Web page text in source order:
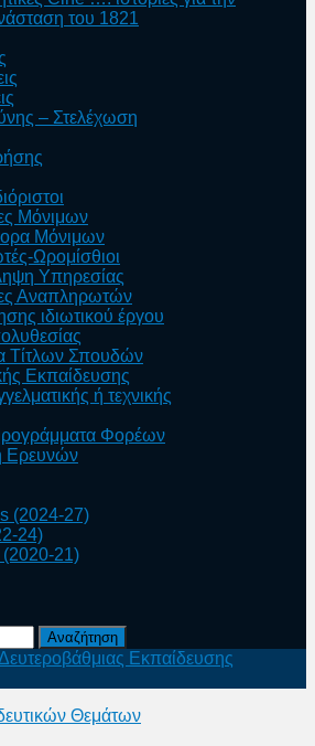
του 1821
– Στελέχωση
Μόνιμων
Μόνιμων
Ωρομίσθιοι
Υπηρεσίας
Αναπληρωτών
ιδιωτικού έργου
Τίτλων Σπουδών
Εκπαίδευσης
ή τεχνικής
Φορέων
Ερευνών
(2024-27)
24)
(2020-21)
Θεμάτων